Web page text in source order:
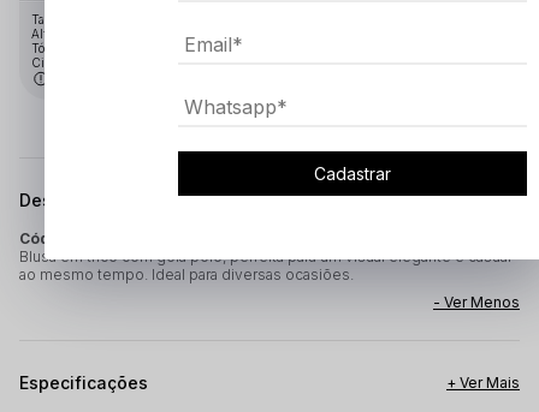
Tamanho:GG
Altura: 1.91
Tórax: 1.10
Cintura: 75
Descrição completa
Código identificador (SKU):
Blusa em tricô com gola polo, perfeita para um visual elegante e casual
ao mesmo tempo. Ideal para diversas ocasiões.
Especificações
Cadastrar